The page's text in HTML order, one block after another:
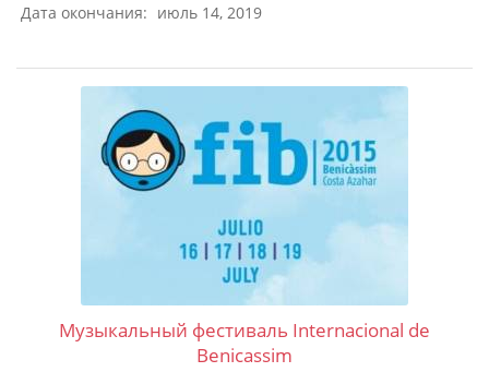
Дата окончания: июль 14, 2019
Музыкальный фестиваль Internacional de
Benicassim